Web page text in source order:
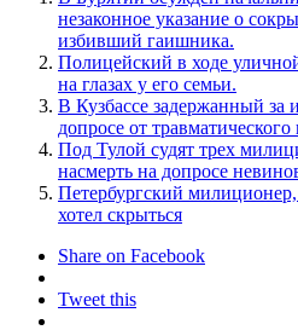
незаконное указание о
избивший гаишника.
Полицейский в ходе
на глазах у его семьи.
В Кузбассе задержанный за
допросе от
Под Тулой судят трех
насмерть на допросе
Петербургский
хотел скрыться
Share on Facebook
Tweet this